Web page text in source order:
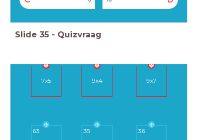
Slide 35 - Quizvraag
7x5 9x4 9x7
63 35 36